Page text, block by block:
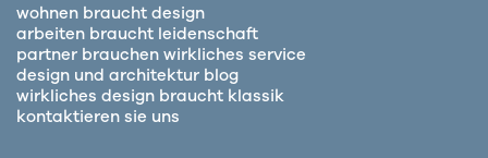
wohnen braucht design
arbeiten braucht leidenschaft
partner brauchen wirkliches service
design und architektur blog
wirkliches design braucht klassik
kontaktieren sie uns